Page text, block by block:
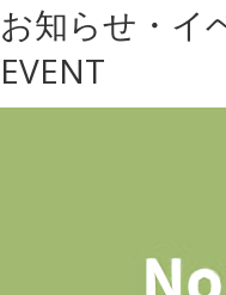
お知らせ・イ
EVENT